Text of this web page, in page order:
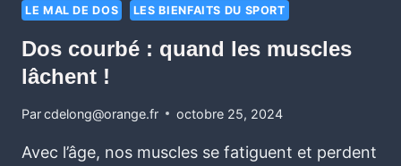
LE MAL DE DOS
LES BIENFAITS DU SPORT
Dos courbé : quand les muscles
lâchent !
Parcdelong@orange.fr octobre 25, 2024
Avec l’âge, nos muscles se fatiguent et perdent